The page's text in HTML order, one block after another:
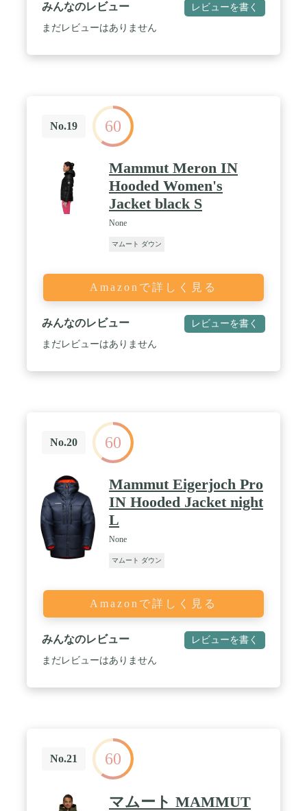
みんなのレビュー レビューを書く
まだレビューはありません
No.19 60
Mammut Meron IN
Hooded Women's
Jacket black S
None
マムート ダウン
Amazonで詳しく見る
みんなのレビュー レビューを書く
まだレビューはありません
No.20 60
Mammut Eigerjoch Pro
IN Hooded Jacket night
L
None
マムート ダウン
Amazonで詳しく見る
みんなのレビュー レビューを書く
まだレビューはありません
No.21 60
マムート MAMMUT